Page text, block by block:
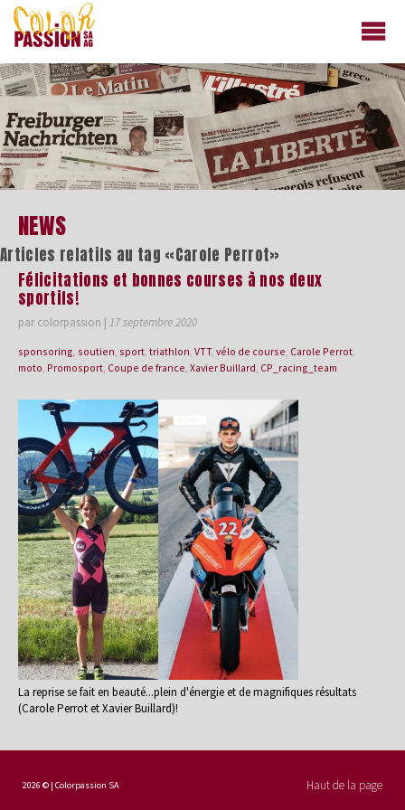
NEWS
Articles relatifs au tag «Carole Perrot»
Félicitations et bonnes courses à nos deux
sportifs!
par colorpassion | 17 septembre 2020
sponsoring, soutien, sport, triathlon, VTT, vélo de course, Carole Perrot,
moto, Promosport, Coupe de france, Xavier Buillard, CP_racing_team
La reprise se fait en beauté...plein d'énergie et de magnifiques résultats
(Carole Perrot et Xavier Buillard)!
2026 © | Colorpassion SA Haut de la page